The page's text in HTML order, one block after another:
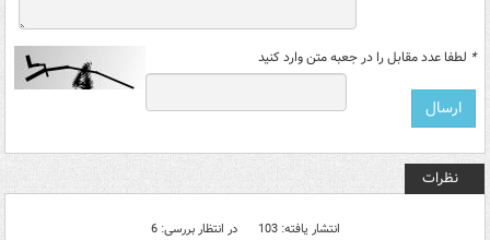
* لطفا عدد مقابل را در جعبه متن وارد کنید
نظرات
انتشار یافته: 103 در انتظار بررسی: 6